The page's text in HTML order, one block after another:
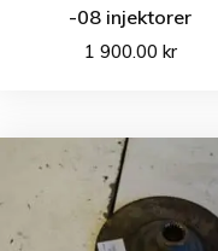
-08 injektorer
1 900.00 kr